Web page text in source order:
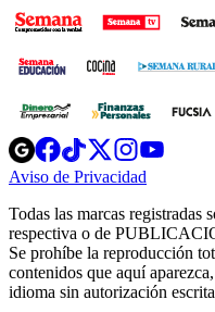
Opens
in
new
Opens
in
new
Opens
in
new
window
Opens
new
windowwindow
Aviso de Privacidad
new
window
Todas las marcas registradas
respectiva o de
Se prohíbe la reproducción
contenidos que aquí
idioma sin autorización